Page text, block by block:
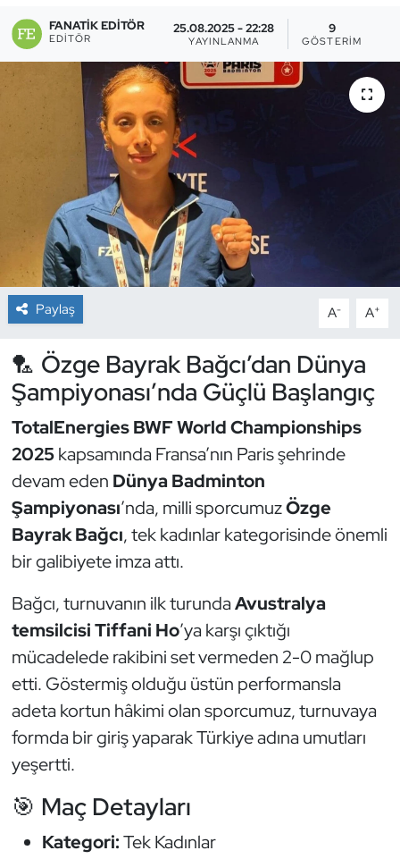
FANATIK EDITÖR
EDITÖR
25.08.2025 - 22:28
YAYINLANMA
9
GÖSTERIM
Paylaş A- A+
🏸 Özge Bayrak Bağcı’dan Dünya
Şampiyonası’nda Güçlü Başlangıç
TotalEnergies BWF World Championships
2025kapsamında Fransa’nın Paris şehrinde
devam eden Dünya Badminton
Şampiyonası’nda, milli sporcumuzÖzge
Bayrak Bağcı, tek kadınlar kategorisinde önemli
bir galibiyete imza attı.
Bağcı, turnuvanın ilk turundaAvustralya
temsilcisi Tiffani Ho’ya karşı çıktığı
mücadelede rakibini set vermeden 2-0 mağlup
etti. Göstermiş olduğu üstün performansla
adeta kortun hâkimi olan sporcumuz, turnuvaya
formda bir giriş yaparak Türkiye adına umutları
yeşertti.
🎯 Maç Detayları
Kategori:Tek Kadınlar
Briç
Buz Hokeyi
Buz Pateni
Çim Hokeyi
Cimnastik
Curling
Dağcılık
Dans Sporları
Dövüş Sanatı
E-Spor
Eskrim
Futbol
Futsal
Genel
Golf
Güreş
Halter
Hava Sporları
Hentbol